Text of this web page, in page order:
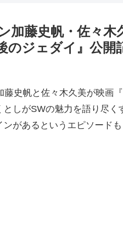
藤史帆・佐々木
のジェダイ』公開
史帆と佐々木久美が映画
しがSWの魅力を語り尽く
があるというエピソードも